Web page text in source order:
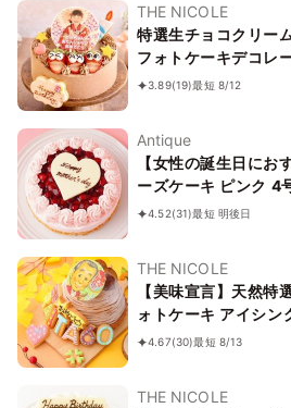
THE NICOLE
特選生チョコクリーム
フォトケーキデコレ
【お好きなイラスト
3.89(19)最短 8/12
Antique
【女性の誕生日にお
ーズケーキ ピンク 4
4.52(31)最短 明後日
THE NICOLE
【美味宣言】天然特
ォトケーキ アイシン
文字入りアイシング
4.67(30)最短 8/13
THE NICOLE